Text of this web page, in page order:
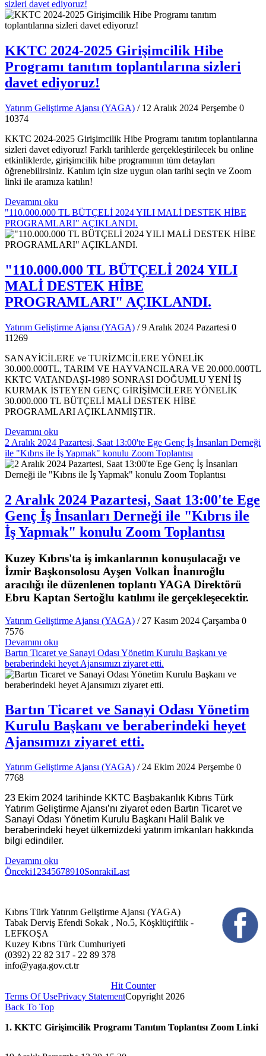
sizleri davet ediyoruz!
KKTC 2024-2025 Girişimcilik Hibe
Programı tanıtım toplantılarına sizleri
davet ediyoruz!
Yatırım Geliştirme Ajansı (YAGA) / 12 Aralık 2024 Perşembe 0
10374
KKTC 2024-2025 Girişimcilik Hibe Programı tanıtım toplantılarına
sizleri davet ediyoruz! Farklı tarihlerde gerçekleştirilecek bu online
etkinliklerde, girişimcilik hibe programının tüm detayları
öğrenebilirsiniz. Katılım için size uygun olan tarihi seçin ve Zoom
linki ile aramıza katılın!
Devamını oku
"110.000.000 TL BÜTÇELİ 2024 YILI MALİ DESTEK HİBE
PROGRAMLARI" AÇIKLANDI.
"110.000.000 TL BÜTÇELİ 2024 YILI
MALİ DESTEK HİBE
PROGRAMLARI" AÇIKLANDI.
Yatırım Geliştirme Ajansı (YAGA) / 9 Aralık 2024 Pazartesi 0
11269
SANAYİCİLERE ve TURİZMCİLERE YÖNELİK
30.000.000TL, TARIM VE HAYVANCILARA VE 20.000.000TL
KKTC VATANDAŞI-1989 SONRASI DOĞUMLU YENİ İŞ
KURMAK İSTEYEN GENÇ GİRİŞİMCİLERE YÖNELİK
30.000.000 TL BÜTÇELİ MALİ DESTEK HİBE
PROGRAMLARI AÇIKLANMIŞTIR.
Devamını oku
2 Aralık 2024 Pazartesi, Saat 13:00'te Ege Genç İş İnsanları Derneği
ile "Kıbrıs ile İş Yapmak" konulu Zoom Toplantısı
2 Aralık 2024 Pazartesi, Saat 13:00'te Ege
Genç İş İnsanları Derneği ile "Kıbrıs ile
İş Yapmak" konulu Zoom Toplantısı
Kuzey Kıbrıs'ta iş imkanlarının konuşulacağı ve
İzmir Başkonsolosu Ayşen Volkan İnanıroğlu
aracılığı ile düzenlenen toplantı YAGA Direktörü
Ebru Kaptan Sertoğlu katılımı ile gerçekleşecektir.
Yatırım Geliştirme Ajansı (YAGA) / 27 Kasım 2024 Çarşamba 0
7576
Devamını oku
Bartın Ticaret ve Sanayi Odası Yönetim Kurulu Başkanı ve
beraberindeki heyet Ajansımızı ziyaret etti.
Bartın Ticaret ve Sanayi Odası Yönetim
Kurulu Başkanı ve beraberindeki heyet
Ajansımızı ziyaret etti.
Yatırım Geliştirme Ajansı (YAGA) / 24 Ekim 2024 Perşembe 0
7768
23 Ekim 2024 tarihinde KKTC Başbakanlık Kıbrıs Türk
Yatırım Geliştirme Ajansı’nı ziyaret eden Bartın Ticaret ve
Sanayi Odası Yönetim Kurulu Başkanı Halil Balık ve
beraberindeki heyet ülkemizdeki yatırım imkanları hakkında
bilgi edindiler.
Devamını oku
Önceki1 2345678910SonrakiLast
Kıbrıs Türk Yatırım Geliştirme Ajansı (YAGA)
Tabak Derviş Efendi Sokak , No.5, Köşklüçiftlik -
LEFKOŞA
Kuzey Kıbrıs Türk Cumhuriyeti
(0392) 22 82 317 - 22 89 378
info@yaga.gov.ct.tr
Hit Counter
Terms Of UsePrivacy StatementCopyright 2026
Back To Top
1. KKTC Girişimcilik Programı Tanıtım Toplantısı Zoom Linki